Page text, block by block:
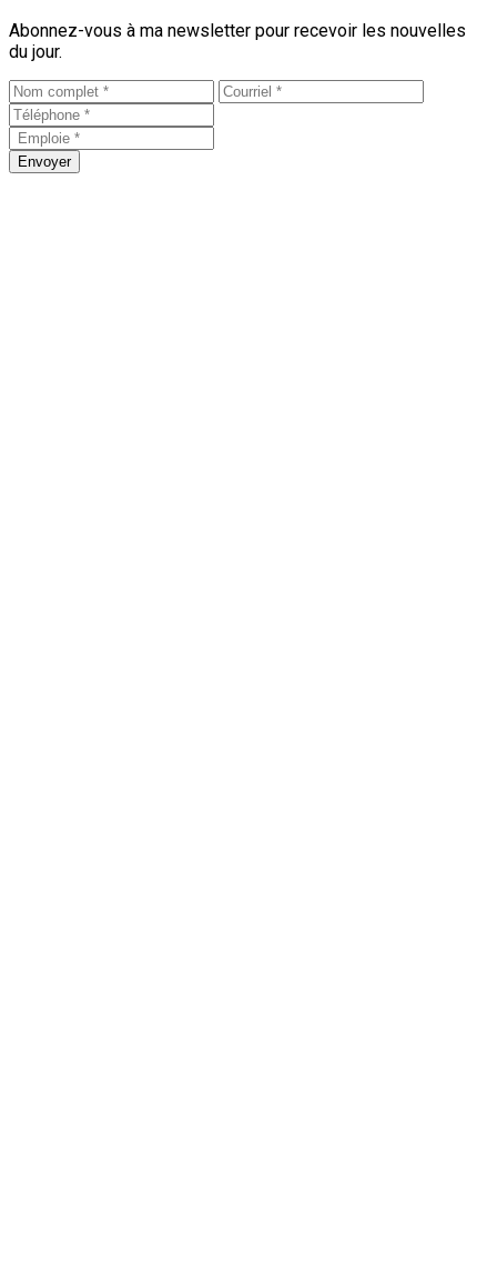
Abonnez-vous à ma newsletter pour recevoir les nouvelles
du jour.
Envoyer